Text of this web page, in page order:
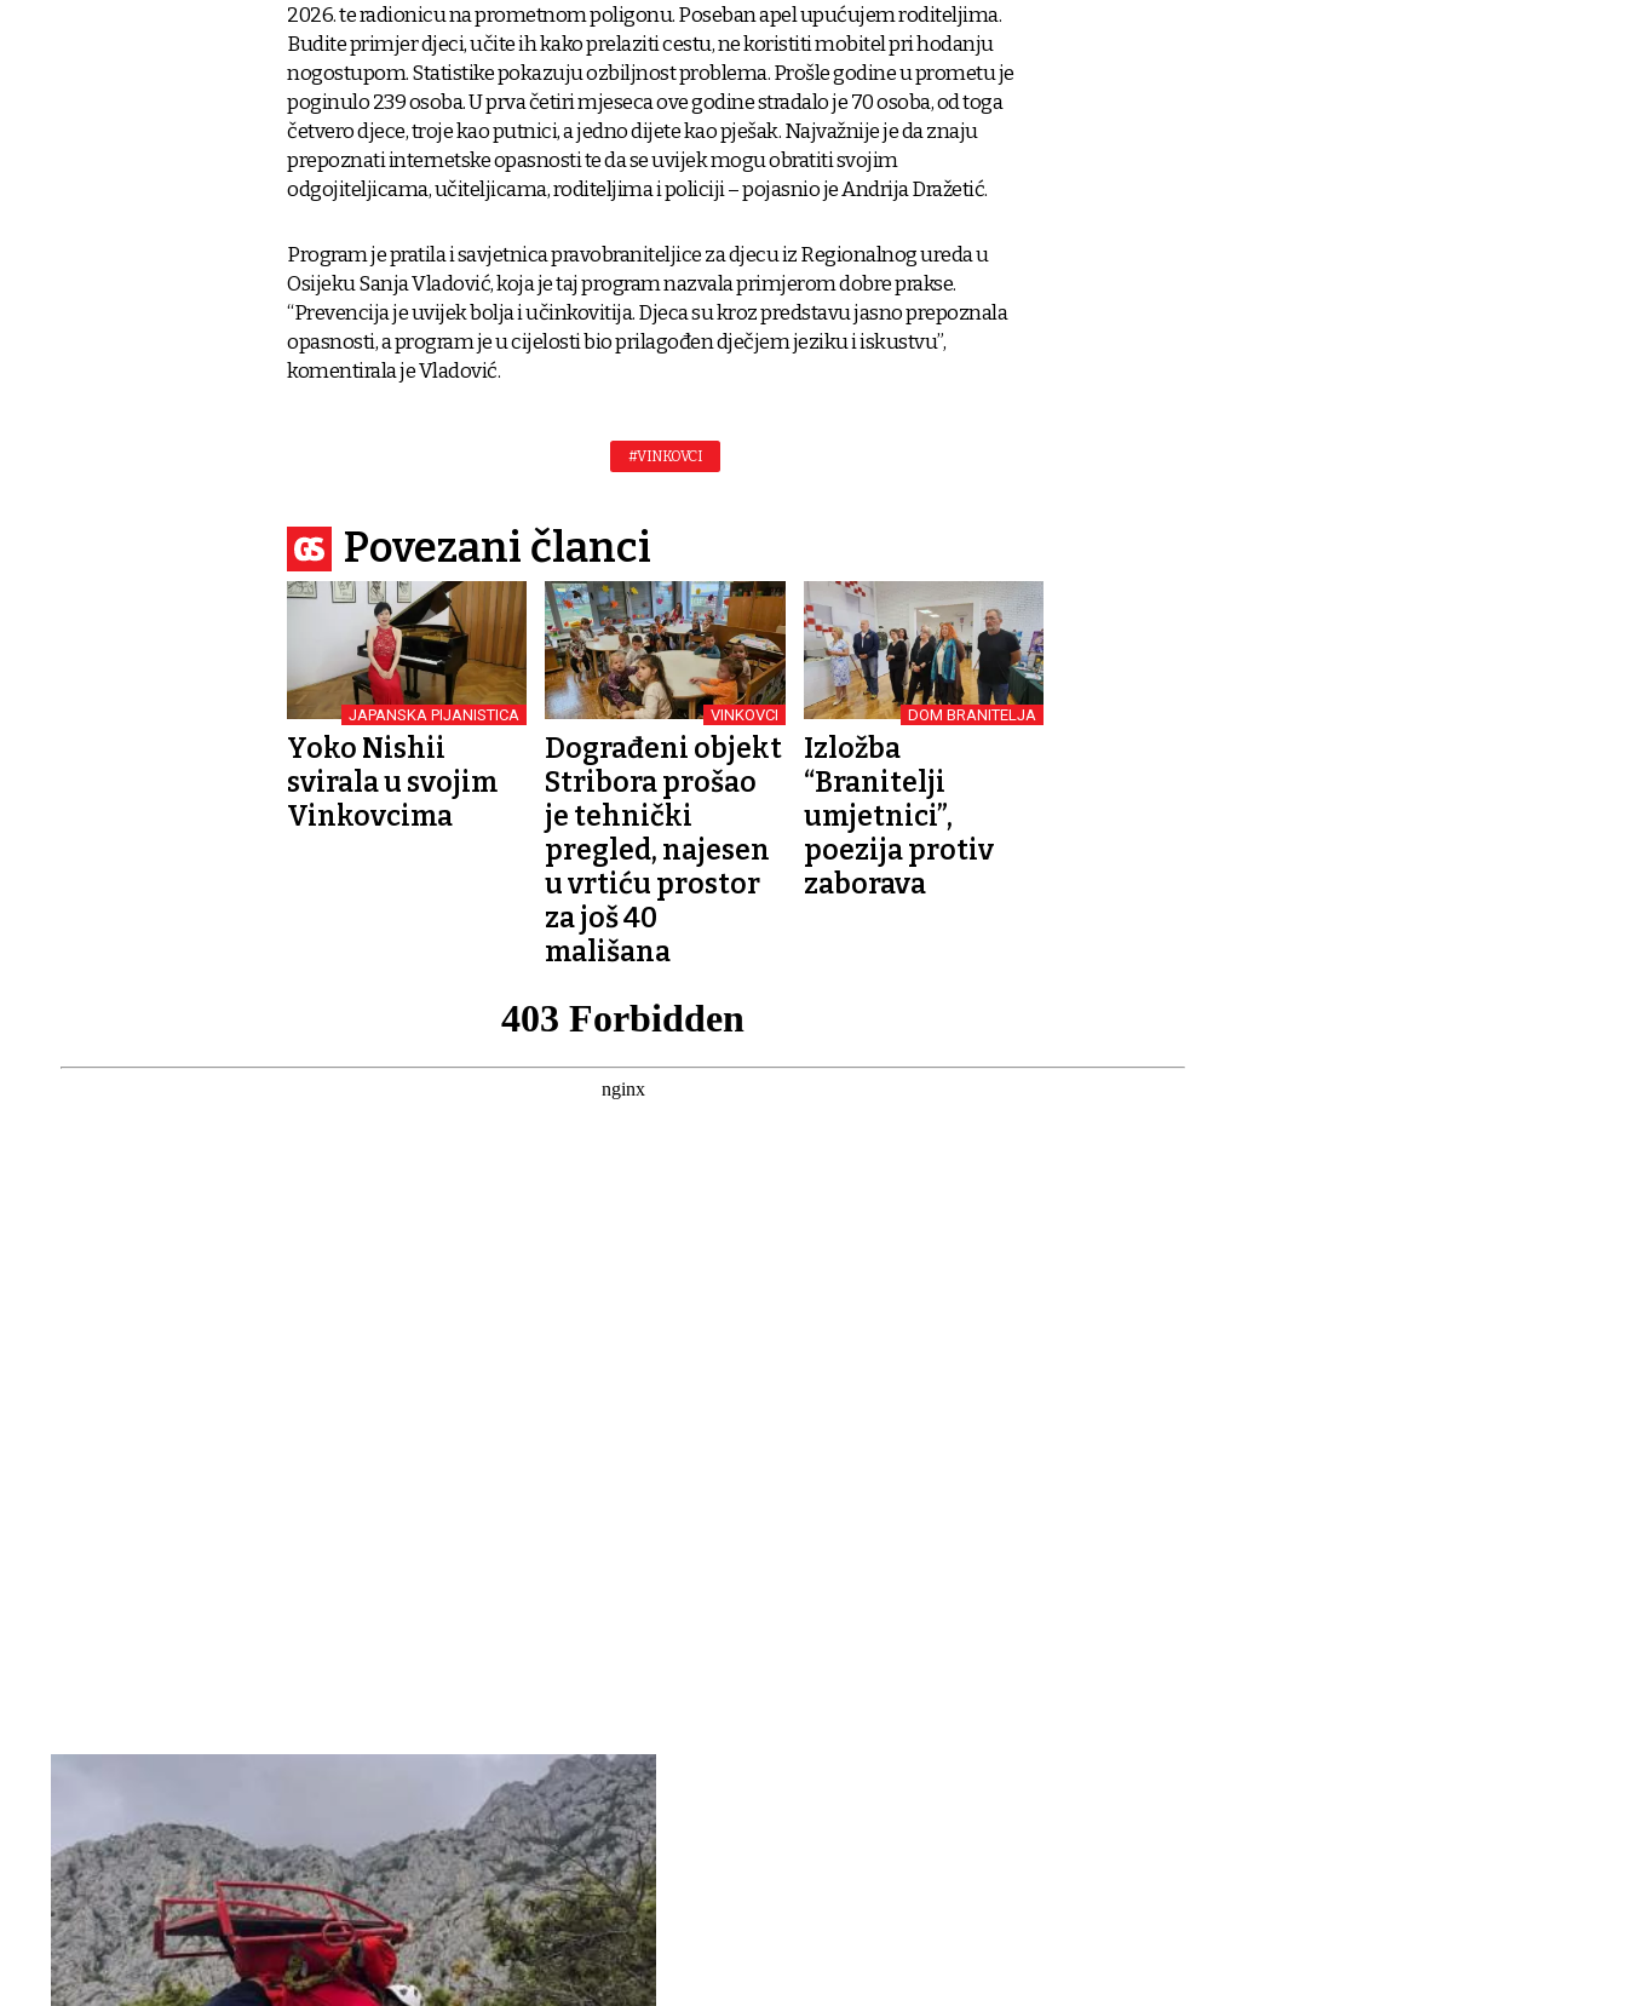
2026. te radionicu na prometnom poligonu. Poseban apel upućujem roditeljima.
Budite primjer djeci, učite ih kako prelaziti cestu, ne koristiti mobitel pri hodanju
nogostupom. Statistike pokazuju ozbiljnost problema. Prošle godine u prometu je
poginulo 239 osoba. U prva četiri mjeseca ove godine stradalo je 70 osoba, od toga
četvero djece, troje kao putnici, a jedno dijete kao pješak. Najvažnije je da znaju
prepoznati internetske opasnosti te da se uvijek mogu obratiti svojim
odgojiteljicama, učiteljicama, roditeljima i policiji – pojasnio je Andrija Dražetić.
Program je pratila i savjetnica pravobraniteljice za djecu iz Regionalnog ureda u
Osijeku Sanja Vladović, koja je taj program nazvala primjerom dobre prakse.
“Prevencija je uvijek bolja i učinkovitija. Djeca su kroz predstavu jasno prepoznala
opasnosti, a program je u cijelosti bio prilagođen dječjem jeziku i iskustvu”,
komentirala je Vladović.
#VINKOVCI
Povezani članci
JAPANSKA PIJANISTICA
Yoko Nishii
svirala u svojim
Vinkovcima
VINKOVCI
Dograđeni objekt
Stribora prošao
je tehnički
pregled, najesen
u vrtiću prostor
za još 40
mališana
DOM BRANITELJA
Izložba
“Branitelji
umjetnici”,
poezija protiv
zaborava